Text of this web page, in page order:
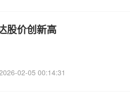
股价创新高
02-05 00:14:31